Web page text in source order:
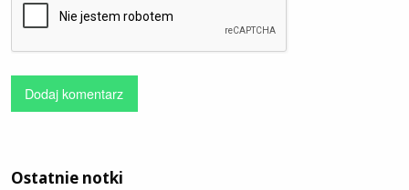
Dodaj komentarz
Ostatnie notki